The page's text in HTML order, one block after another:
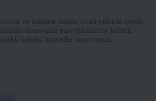
ve başkanı olarak, uzun yıllardır çeşitli
deneyimle müvekkillerime kaliteli,
hukuki hizmetler sunuyorum.